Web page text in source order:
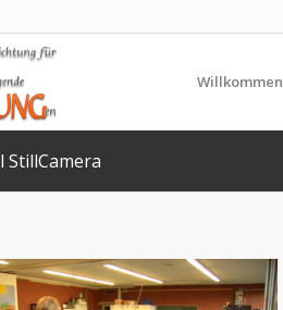
Willkommen
StillCamera